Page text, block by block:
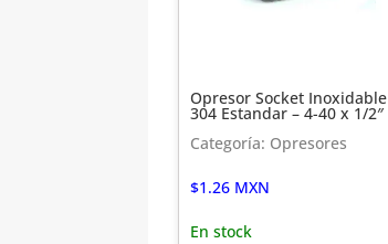
Opresor Socket Inoxidable
304 Estandar – 4-40 x 1/2″
Categoría: Opresores
$1.26 MXN
En stock